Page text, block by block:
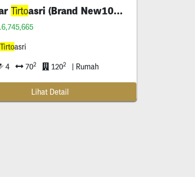
Tirtoasri (Brand New100%)
Tirtoasri
4 702 1202 | Rumah
Lihat Detail